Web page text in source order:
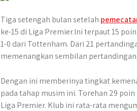
Tiga setengah bulan setelah
ke-15 di Liga Premier.Ini terpaut 15
1-0 dari Tottenham. Dari 21
memenangkan sembilan
Dengan ini memberinya tingkat
pada tahap musim ini. Torehan 29
Liga Premier. Klub ini rata-rata